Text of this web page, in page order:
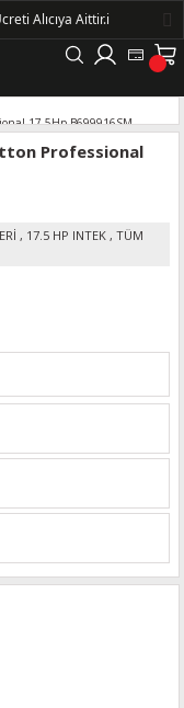
Professional
, 17.5 HP INTEK , TÜM
Alıcıya Aittir.ℹ️